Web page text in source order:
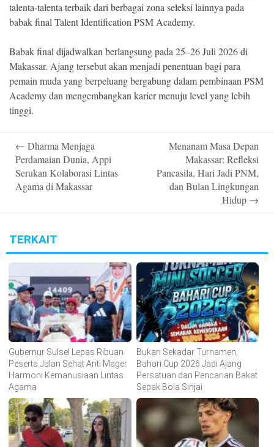
talenta-talenta terbaik dari berbagai zona seleksi lainnya pada
babak final Talent Identification PSM Academy.
Babak final dijadwalkan berlangsung pada 25–26 Juli 2026 di
Makassar. Ajang tersebut akan menjadi penentuan bagi para
pemain muda yang berpeluang bergabung dalam pembinaan PSM
Academy dan mengembangkan karier menuju level yang lebih
tinggi.
navigation
← Dharma Menjaga
Perdamaian Dunia, Appi
Serukan Kolaborasi Lintas
Agama di Makassar
​Menanam Masa Depan
Makassar: Refleksi
Pancasila, Hari Jadi PNM,
dan Bulan Lingkungan
Hidup →
TERKAIT
Gubernur Sulsel Lepas Ribuan
Peserta Jalan Sehat Anti Mager
Harmoni Kemanusiaan Lintas
Agama
Bukan Sekadar Turnamen,
Bahari Cup 2026 Jadi Ajang
Persatuan dan Pencarian Bakat
Sepak Bola Sinjai